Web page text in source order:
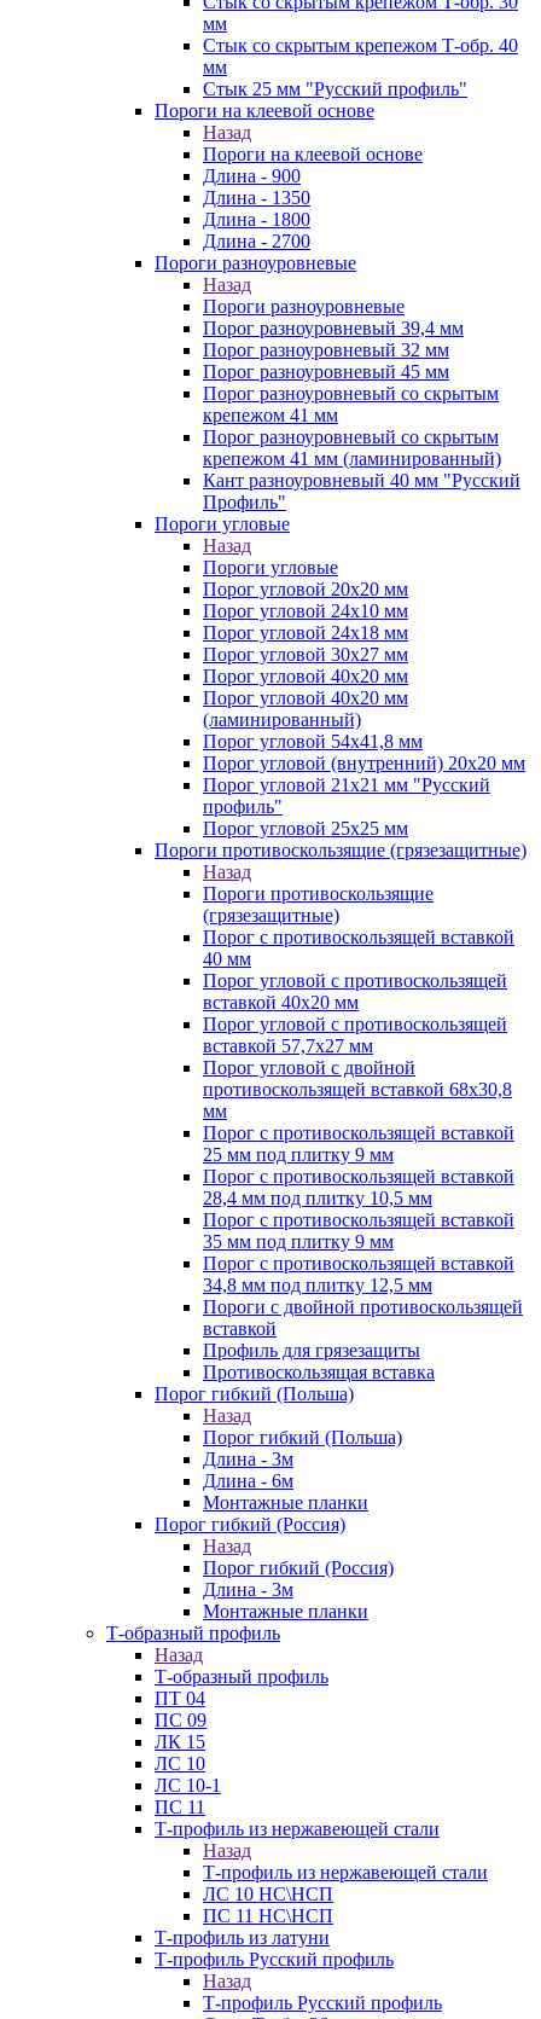
мм
Стык со скрытым крепежом Т-обр. 40
мм
Стык 25 мм "Русский профиль"
Пороги на клеевой основе
Назад
Пороги на клеевой основе
Длина - 900
Длина - 1350
Длина - 1800
Длина - 2700
Пороги разноуровневые
Назад
Пороги разноуровневые
Порог разноуровневый 39,4 мм
Порог разноуровневый 32 мм
Порог разноуровневый 45 мм
Порог разноуровневый со скрытым
крепежом 41 мм
Порог разноуровневый со скрытым
крепежом 41 мм (ламинированный)
Кант разноуровневый 40 мм "Русский
Профиль"
Пороги угловые
Назад
Пороги угловые
Порог угловой 20х20 мм
Порог угловой 24х10 мм
Порог угловой 24х18 мм
Порог угловой 30х27 мм
Порог угловой 40х20 мм
Порог угловой 40х20 мм
(ламинированный)
Порог угловой 54х41,8 мм
Порог угловой (внутренний) 20х20 мм
Порог угловой 21х21 мм "Русский
профиль"
Порог угловой 25х25 мм
Пороги противоскользящие (грязезащитные)
Назад
Пороги противоскользящие
(грязезащитные)
Порог с противоскользящей вставкой
40 мм
Порог угловой с противоскользящей
вставкой 40х20 мм
Порог угловой с противоскользящей
вставкой 57,7х27 мм
Порог угловой с двойной
противоскользящей вставкой 68х30,8
мм
Порог с противоскользящей вставкой
25 мм под плитку 9 мм
Порог с противоскользящей вставкой
28,4 мм под плитку 10,5 мм
Порог с противоскользящей вставкой
35 мм под плитку 9 мм
Порог с противоскользящей вставкой
34,8 мм под плитку 12,5 мм
Пороги с двойной противоскользящей
вставкой
Профиль для грязезащиты
Противоскользящая вставка
Порог гибкий (Польша)
Назад
Порог гибкий (Польша)
Длина - 3м
Длина - 6м
Монтажные планки
Порог гибкий (Россия)
Назад
Порог гибкий (Россия)
Длина - 3м
Монтажные планки
Т-образный профиль
Назад
Т-образный профиль
ПТ 04
ПС 09
ЛК 15
ЛС 10
ЛС 10-1
ПС 11
Т-профиль из нержавеющей стали
Назад
Т-профиль из нержавеющей стали
ЛС 10 НС\НСП
ПС 11 НС\НСП
Т-профиль из латуни
Т-профиль Русский профиль
Назад
Т-профиль Русский профиль